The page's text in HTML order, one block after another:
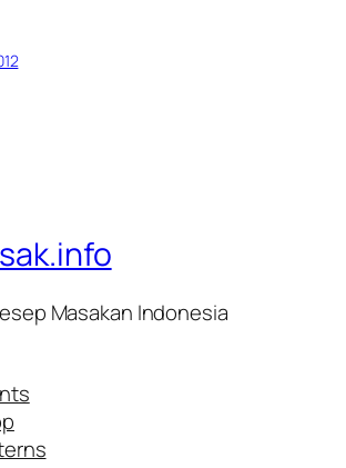
Masakan Indonesia